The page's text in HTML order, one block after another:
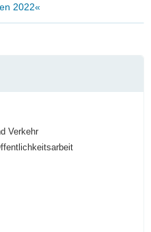
2022«
Verkehr